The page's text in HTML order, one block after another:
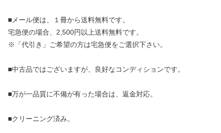
■メール便は、１冊から送料無料です。
宅急便の場合、2,500円以上送料無料です。
※「代引き」ご希望の方は宅急便をご選択下さい。
■中古品ではございますが、良好なコンディションです。
■万が一品質に不備が有った場合は、返金対応。
■クリーニング済み。